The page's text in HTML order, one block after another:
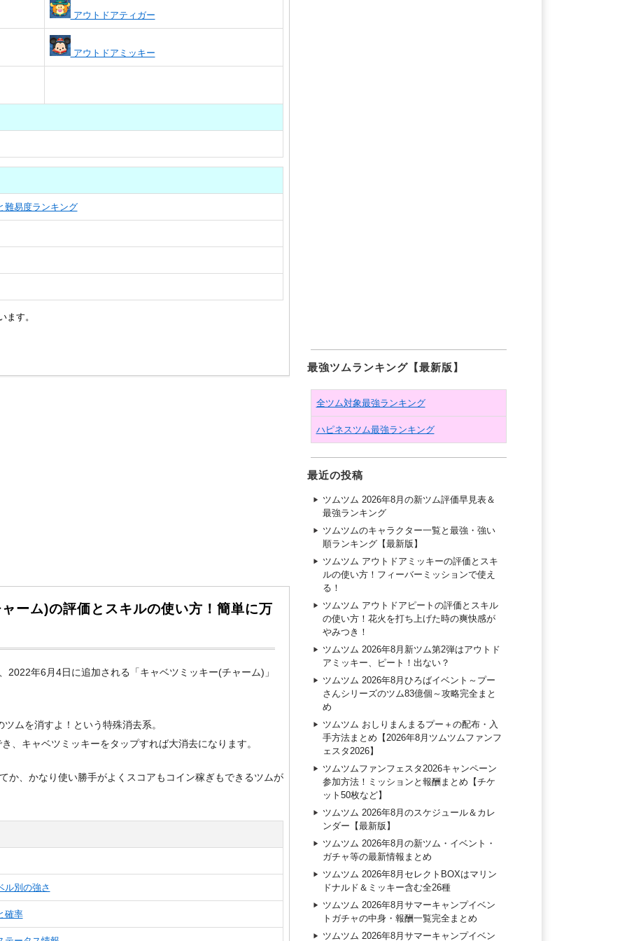
アウトドアティガー
アウトドアミッキー
難易度ランキング
す。
ーム)の評価とスキルの使い方！簡単に万
2022年6月4日に追加される「キャベツミッキー(チャーム)」
ムを消すよ！という特殊消去系。
、キャベツミッキーをタップすれば大消去になります。
か、かなり使い勝手がよくスコアもコイン稼ぎもできるツムが
ル別の強さ
確率
最強ツムランキング【最新版】
全ツム対象最強ランキング
ハピネスツム最強ランキング
最近の投稿
ツムツム 2026年8月の新ツム評価早見表＆
最強ランキング
ツムツムのキャラクター一覧と最強・強い
順ランキング【最新版】
ツムツム アウトドアミッキーの評価とスキ
ルの使い方！フィーバーミッションで使え
る！
ツムツム アウトドアピートの評価とスキル
の使い方！花火を打ち上げた時の爽快感が
やみつき！
ツムツム 2026年8月新ツム第2弾はアウトド
アミッキー、ピート！出ない？
ツムツム 2026年8月ひろばイベント～プー
さんシリーズのツム83億個～攻略完全まと
め
ツムツム おしりまんまるプー＋の配布・入
手方法まとめ【2026年8月ツムツムファンフ
ェスタ2026】
ツムツムファンフェスタ2026キャンペーン
参加方法！ミッションと報酬まとめ【チケ
ット50枚など】
ツムツム 2026年8月のスケジュール＆カレ
ンダー【最新版】
ツムツム 2026年8月の新ツム・イベント・
ガチャ等の最新情報まとめ
ツムツム 2026年8月セレクトBOXはマリン
ドナルド＆ミッキー含む全26種
ツムツム 2026年8月サマーキャンプイベン
トガチャの中身・報酬一覧完全まとめ
ツムツム 2026年8月サマーキャンプイベン